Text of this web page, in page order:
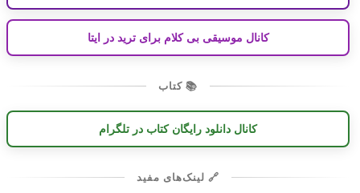
کانال موسیقی بی کلام برای ترید در ایتا
📚 کتاب
کانال دانلود رایگان کتاب در تلگرام
🔗 لینک‌های مفید